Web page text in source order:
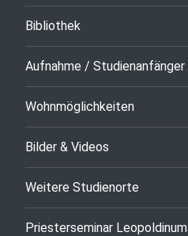
Bibliothek
Aufnahme / Studienanfänger
Wohnmöglichkeiten
Bilder & Videos
Weitere Studienorte
Priesterseminar Leopoldinum